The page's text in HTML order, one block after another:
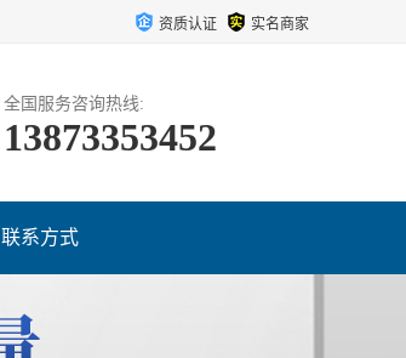
资质认证 实名商家
全国服务咨询热线:
13873353452
联系方式